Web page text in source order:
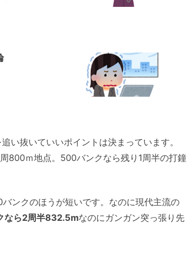
い抜いていいポイントは決まっています。
800ｍ地点。500バンクなら残り1周半の打鐘
ンクのほうが短いです。なのに現代主流の
なら2周半832.5mなのにガンガン突っ張り先